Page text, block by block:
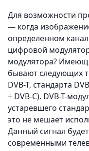
Для возможности
— когда
определенном
цифровой
модулятора?
бывают следующих
DVB-T, стандарта
+ DVB-C). DVB-T-
устаревшего
это не мешает
Данный сигнал
современными